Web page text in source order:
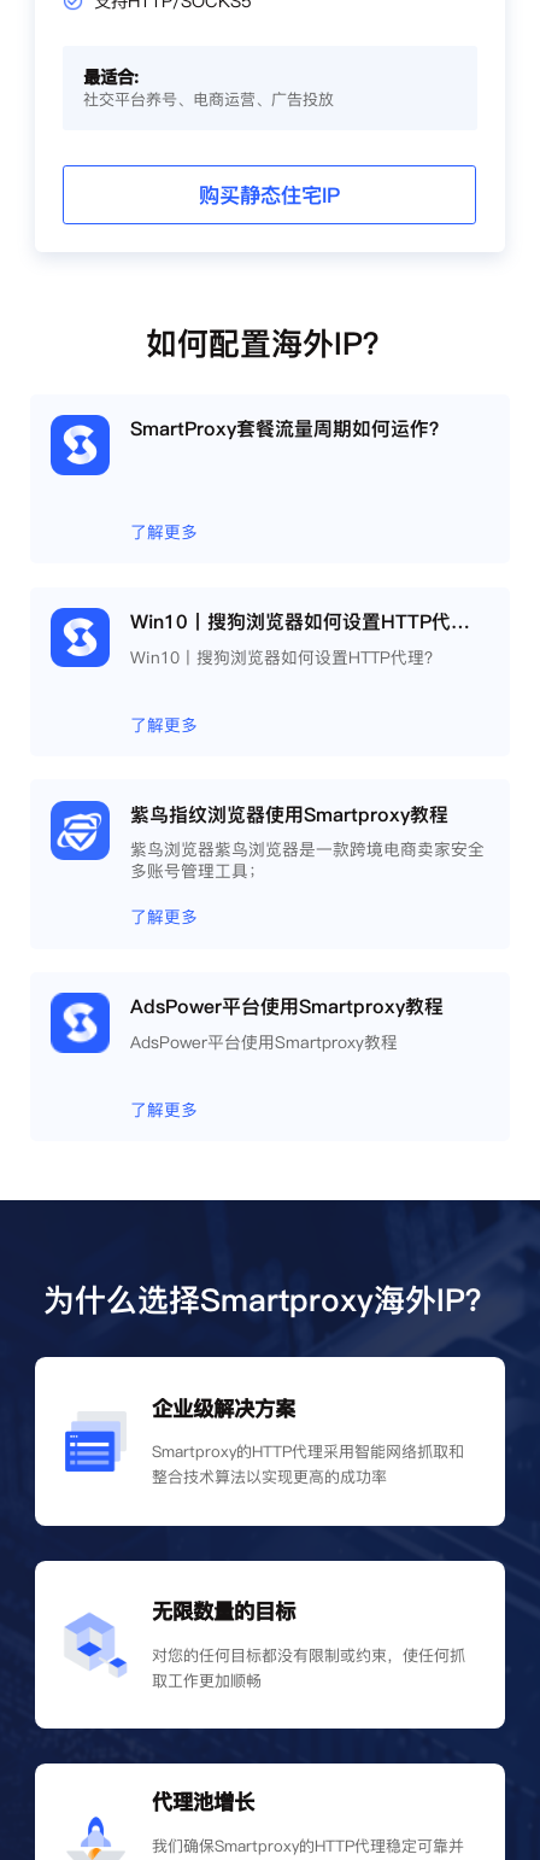
最适合:
社交平台养号、电商运营、广告投放
购买静态住宅IP
如何配置海外IP？
SmartProxy套餐流量周期如何运作？
了解更多
Win10丨搜狗浏览器如何设置HTTP代理？
Win10丨搜狗浏览器如何设置HTTP代理？
了解更多
紫鸟指纹浏览器使用Smartproxy教程
紫鸟浏览器紫鸟浏览器是一款跨境电商卖家安全
多账号管理工具；
了解更多
AdsPower平台使用Smartproxy教程
AdsPower平台使用Smartproxy教程
了解更多
为什么选择Smartproxy海外IP？
企业级解决方案
Smartproxy的HTTP代理采用智能网络抓取和
整合技术算法以实现更高的成功率
无限数量的目标
对您的任何目标都没有限制或约束，使任何抓
取工作更加顺畅
代理池增长
我们确保Smartproxy的HTTP代理稳定可靠并